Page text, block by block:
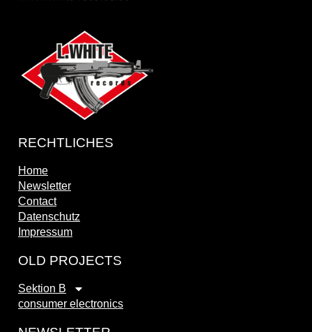
RECHTLICHES
Home
Newsletter
Contact
Datenschutz
Impressum
OLD PROJECTS
Sektion B
consumer electronics